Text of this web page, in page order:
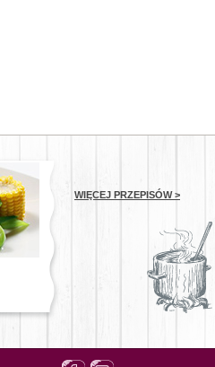
WIĘCEJ PRZEPISÓW >